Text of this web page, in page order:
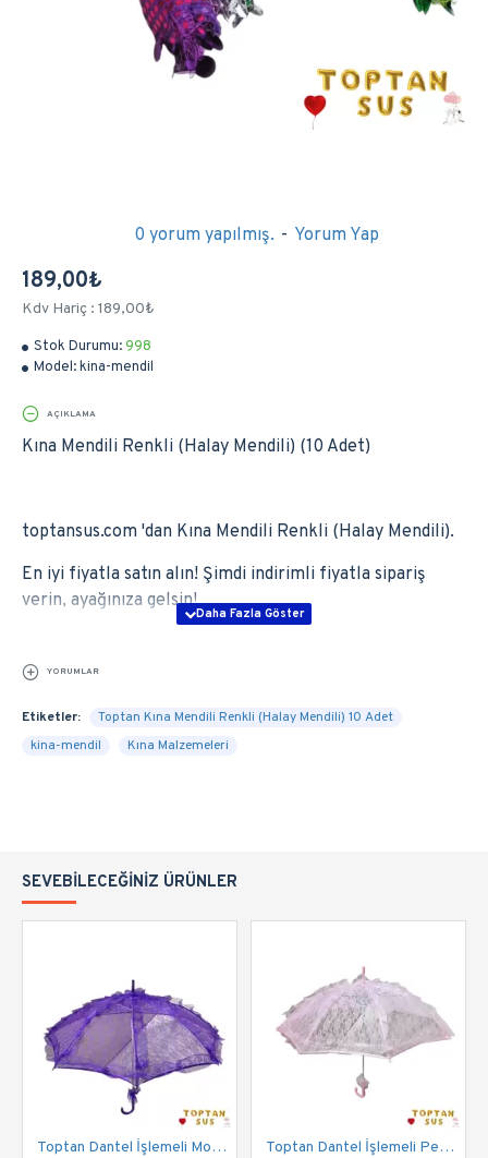
Stok Durumu: 998
Model:kina-mendil
0 yorum yapılmış. - Yorum Yap
189,00₺
Kdv Hariç : 189,00₺
AÇIKLAMA
Kına Mendili Renkli (Halay Mendili) (10 Adet)
toptansus.com 'dan Kına Mendili Renkli (Halay Mendili).
En iyi fiyatla satın alın! Şimdi indirimli fiyatla sipariş
verin, ayağınıza gelsin!
YORUMLAR
Etiketler:
Toptan Kına Mendili Renkli (Halay Mendili) 10 Adet
kina-mendil
Kına Malzemeleri
SEVEBILECEĞINIZ ÜRÜNLER
Toptan Dantel İşlemeli Mor Şemsiye Toptan Dantel İşlemeli Pembe Şemsiye